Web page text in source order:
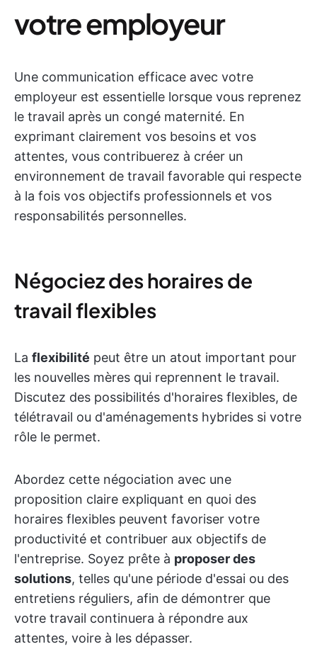
votre employeur
Une communication efficace avec votre
employeur est essentielle lorsque vous reprenez
le travail après un congé maternité. En
exprimant clairement vos besoins et vos
attentes, vous contribuerez à créer un
environnement de travail favorable qui respecte
à la fois vos objectifs professionnels et vos
responsabilités personnelles.
Négociez des horaires de
travail flexibles
La flexibilité peut être un atout important pour
les nouvelles mères qui reprennent le travail.
Discutez des possibilités d'horaires flexibles, de
télétravail ou d'aménagements hybrides si votre
rôle le permet.
Abordez cette négociation avec une
proposition claire expliquant en quoi des
horaires flexibles peuvent favoriser votre
productivité et contribuer aux objectifs de
l'entreprise. Soyez prête à proposer des
solutions, telles qu'une période d'essai ou des
entretiens réguliers, afin de démontrer que
votre travail continuera à répondre aux
attentes, voire à les dépasser.